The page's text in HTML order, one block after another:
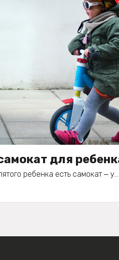
для
ребенка есть самокат ‒ у...